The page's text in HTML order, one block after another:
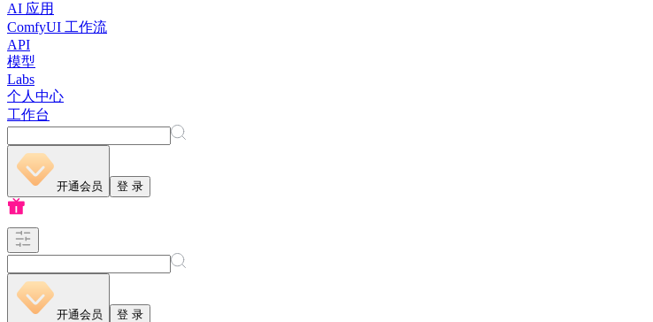
AI 应用
ComfyUI 工作流
API
模型
Labs
个人中心
工作台
开通会员 登 录
开通会员 登 录